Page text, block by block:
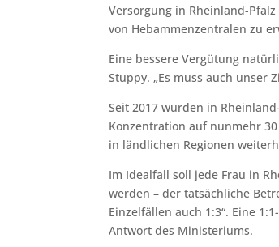
Versorgung in Rheinland-
von Hebammenzentralen zu
Eine bessere Vergütung
Stuppy. „Es muss auch unser
Seit 2017 wurden in
Konzentration auf nunmehr
in ländlichen Regionen
Im Idealfall soll jede Frau in
werden – der tatsächliche
Einzelfällen auch 1:3“. Eine
Antwort des Ministeriums.